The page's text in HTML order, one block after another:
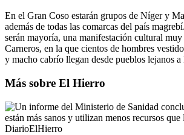
En el Gran Coso estarán grupos de Níger y
además de todas las comarcas del país
serán mayoría, una manifestación cultural
Carneros, en la que cientos de hombres
y macho cabrío llegan desde pueblos lejanos a
Más sobre El Hierro
DiarioElHierro